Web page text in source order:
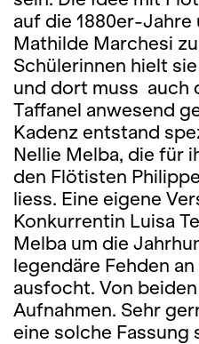
auf die 1880er-Jahre
Mathilde Marchesi
Schülerinnen hielt
und dort muss auch
Taffanel anwesend
Kadenz entstand
Nellie Melba, die für
den Flötisten
liess. Eine eigene
Konkurrentin Luisa
Melba um die
legendäre Fehden
ausfocht. Von
Aufnahmen. Sehr
eine solche Fassung